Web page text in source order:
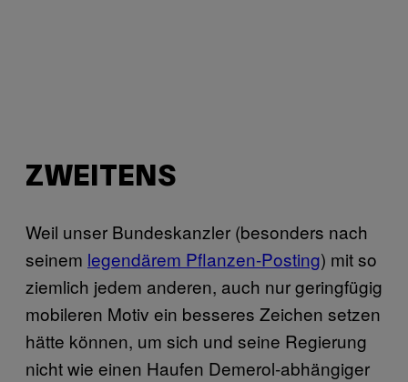
ZWEITENS
Weil unser Bundeskanzler (besonders nach
seinem legendärem Pflanzen-Posting) mit so
ziemlich jedem anderen, auch nur geringfügig
mobileren Motiv ein besseres Zeichen setzen
hätte können, um sich und seine Regierung
nicht wie einen Haufen Demerol-abhängiger